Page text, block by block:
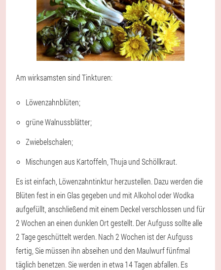
Am wirksamsten sind Tinkturen:
Löwenzahnblüten;
grüne Walnussblätter;
Zwiebelschalen;
Mischungen aus Kartoffeln, Thuja und Schöllkraut.
Es ist einfach, Löwenzahntinktur herzustellen. Dazu werden die
Blüten fest in ein Glas gegeben und mit Alkohol oder Wodka
aufgefüllt, anschließend mit einem Deckel verschlossen und für
2 Wochen an einen dunklen Ort gestellt. Der Aufguss sollte alle
2 Tage geschüttelt werden. Nach 2 Wochen ist der Aufguss
fertig, Sie müssen ihn abseihen und den Maulwurf fünfmal
täglich benetzen. Sie werden in etwa 14 Tagen abfallen. Es